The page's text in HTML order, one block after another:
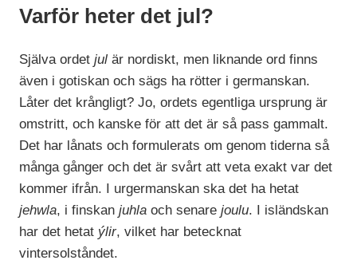
Varför heter det jul?
Själva ordetjul är nordiskt, men liknande ord finns
även i gotiskan och sägs ha rötter i germanskan.
Låter det krångligt? Jo, ordets egentliga ursprung är
omstritt, och kanske för att det är så pass gammalt.
Det har lånats och formulerats om genom tiderna så
många gånger och det är svårt att veta exakt var det
kommer ifrån. I urgermanskan ska det ha hetat
jehwla, i finskanjuhla och senarejoulu. I isländskan
har det hetat ýlir, vilket har betecknat
vintersolståndet.